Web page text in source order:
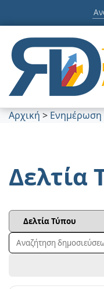
Αρχική > Ενημέρωση
Δελτία